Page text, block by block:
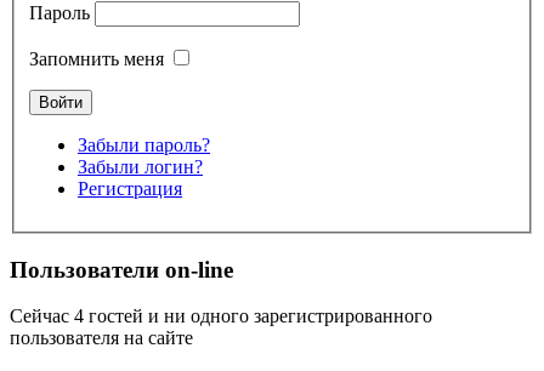
Пароль
Запомнить меня
Забыли пароль?
Забыли логин?
Регистрация
Пользователи on-line
Сейчас 4 гостей и ни одного зарегистрированного
пользователя на сайте